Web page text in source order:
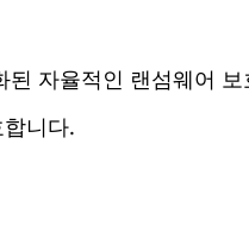
자율적인 랜섬웨어
니다.